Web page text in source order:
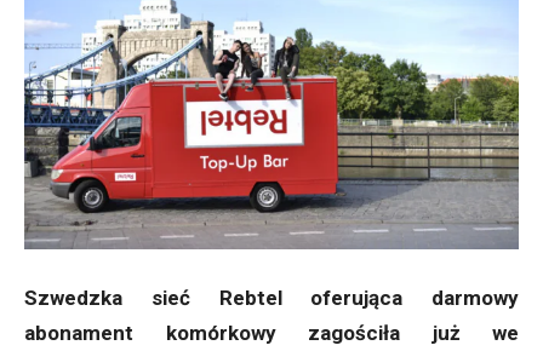
Szwedzka sieć Rebtel oferująca darmowy
abonament komórkowy zagościła już we